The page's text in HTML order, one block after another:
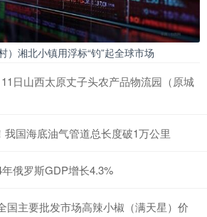
）湘北小镇用浮标“钓”起全球市场
日山西太原丈子头农产品物流园（原城
国海底油气管道总长度破1万公里
俄罗斯GDP增长4.3%
国主要批发市场高辣小椒（满天星）价